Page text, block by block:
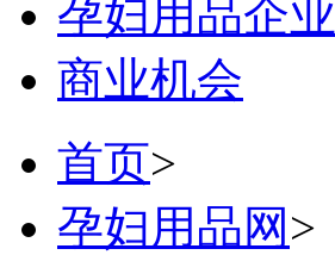
孕妇用品企业
商业机会
首页>
孕妇用品网 >